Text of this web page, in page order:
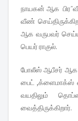
நாயகன் ஆக
வீண்
ஆக வருபவர்
பெயர் ராகுல்.
போலீஸ் ஆபீசர் ஆக
பைட் ,க்ளைமாக்ஸ்
வயதிலும்
வைத்திருக்கிறார்.